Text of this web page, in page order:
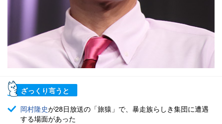
ざっくり言うと
岡村隆史が28日放送の「旅猿」で、暴走族らしき集団に遭遇
する場面があった